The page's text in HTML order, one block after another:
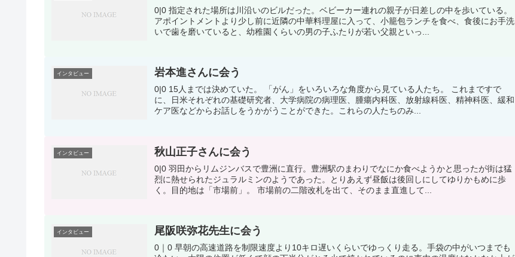
0|0 指定された場所は川沿いのビルだった。ベビーカー連れの親子が日差しの中を歩いている。
アポイントメントより少し前に近隣の中華料理屋に入って、小籠包ランチを食べ、食後にお手洗
いで歯を磨いていると、幼稚園くらいの男の子ふたりが若い父親といっ...
インタビュー 岩本進さんに会う
0|0 15人までは決めていた。 「がん」をいろいろな角度から見ている人たち。 これまですで
に、日米それぞれの基礎研究者、大学病院の病理医、腫瘍内科医、放射線科医、精神科医、緩和
ケア医などからお話しをうかがうことができた。これらの人たちのみ...
インタビュー 秋山正子さんに会う
0|0 羽田からリムジンバスで豊洲に直行。豊洲駅のまわりでなにか食べようかと思ったが街は猛
烈に熱せられたジュラルミンのようであった。とりあえず昼飯は後回しにしてゆりかもめに歩
く。目的地は「市場前」。 市場前の二階改札を出て、そのまま直進して...
インタビュー 尾阪咲弥花先生に会う
0｜0 早朝の高速道路を制限速度より10キロ遅いくらいでゆっくり走る。手袋の中がいつまでも